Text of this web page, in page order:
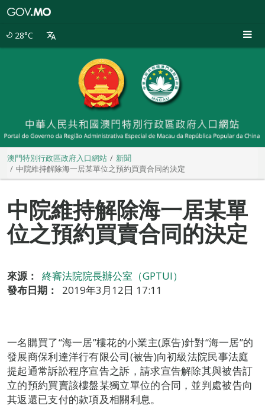
28°C
澳門特別行政區政府入口網站
新聞
中院維持解除海一居某單位之預約買賣合同的決定
中院維持解除海一居某單
位之預約買賣合同的決定
來源：
終審法院院長辦公室（GPTUI）
發布日期：
2019年3月12日 17:11
一名購買了“海一居”樓花的小業主(原告)針對“海一居”的
發展商保利達洋行有限公司(被告)向初級法院民事法庭
提起通常訴訟程序宣告之訴，請求宣告解除其與被告訂
立的預約買賣該樓盤某獨立單位的合同，並判處被告向
其返還已支付的款項及相關利息。